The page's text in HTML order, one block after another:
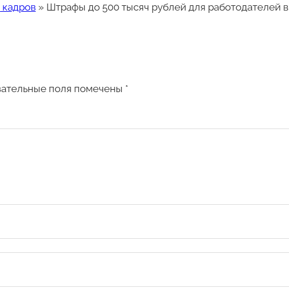
» Штрафы до 500 тысяч рублей для работодателей в
поля помечены *